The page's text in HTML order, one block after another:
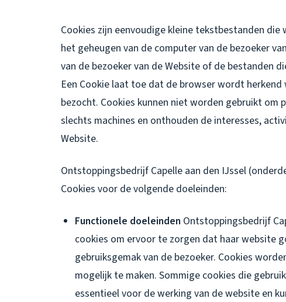
Cookies zijn eenvoudige kleine tekstbestanden
het geheugen van de computer van de bezoeker
van de bezoeker van de Website of de bestanden
Een Cookie laat toe dat de browser wordt
bezocht. Cookies kunnen niet worden gebruikt
slechts machines en onthouden de interesses,
Website.
Ontstoppingsbedrijf Capelle aan den IJssel
Cookies voor de volgende doeleinden:
Functionele doeleinden Ontstoppingsbedrijf
cookies om ervoor te zorgen dat haar website
gebruiksgemak van de bezoeker. Cookies
mogelijk te maken. Sommige cookies die
essentieel voor de werking van de website en